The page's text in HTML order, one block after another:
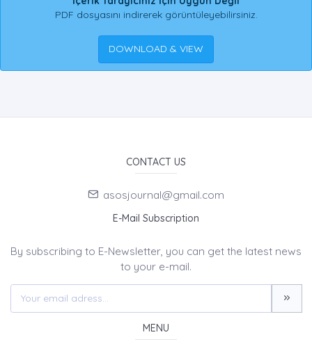
PDF dosyasını indirerek görüntüleyebilirsiniz.
DOWNLOAD & VIEW
CONTACT US
asosjournal@gmail.com
E-Mail Subscription
By subscribing to E-Newsletter, you can get the latest news
to your e-mail.
MENU